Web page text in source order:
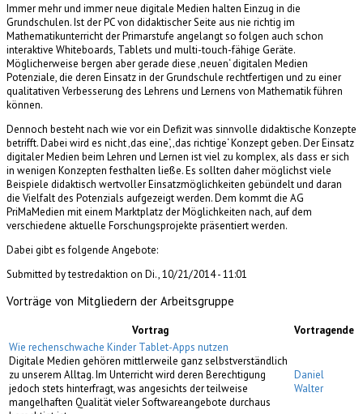
Immer mehr und immer neue digitale Medien halten Einzug in die
Grundschulen. Ist der PC von didaktischer Seite aus nie richtig im
Mathematikunterricht der Primarstufe angelangt so folgen auch schon
interaktive Whiteboards, Tablets und multi-touch-fähige Geräte.
Möglicherweise bergen aber gerade diese ‚neuen‘ digitalen Medien
Potenziale, die deren Einsatz in der Grundschule rechtfertigen und zu einer
qualitativen Verbesserung des Lehrens und Lernens von Mathematik führen
können.
Dennoch besteht nach wie vor ein Defizit was sinnvolle didaktische Konzepte
betrifft. Dabei wird es nicht ‚das eine‘, ‚das richtige‘ Konzept geben. Der Einsatz
digitaler Medien beim Lehren und Lernen ist viel zu komplex, als dass er sich
in wenigen Konzepten festhalten ließe. Es sollten daher möglichst viele
Beispiele didaktisch wertvoller Einsatzmöglichkeiten gebündelt und daran
die Vielfalt des Potenzials aufgezeigt werden. Dem kommt die AG
PriMaMedien mit einem Marktplatz der Möglichkeiten nach, auf dem
verschiedene aktuelle Forschungsprojekte präsentiert werden.
Dabei gibt es folgende Angebote:
Submitted by testredaktion on Di., 10/21/2014 - 11:01
Vorträge von Mitgliedern der Arbeitsgruppe
Vortrag
Vortragende
Wie rechenschwache Kinder Tablet-Apps nutzen
Digitale Medien gehören mittlerweile ganz selbstverständlich
zu unserem Alltag. Im Unterricht wird deren Berechtigung
jedoch stets hinterfragt, was angesichts der teilweise
mangelhaften Qualität vieler Softwareangebote durchaus
Daniel
Walter